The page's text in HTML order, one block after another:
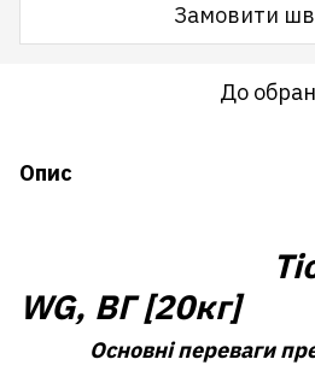
Замовити
До
Опис
WG, ВГ [20кг]
Основні переваги